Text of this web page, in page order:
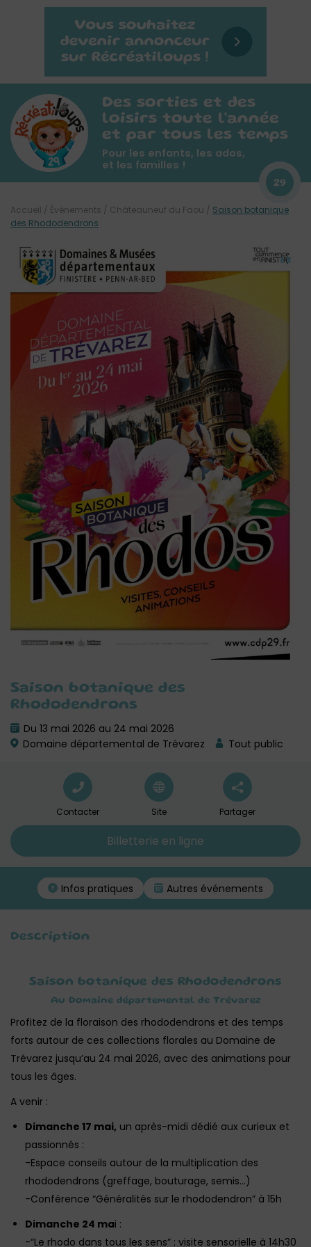
Des sorties et des
loisirs toute l'année
et par tous les temps
Pour les enfants, les ados,
et les familles !
29
Saison botanique des
Rhododendrons
Du 13 mai 2026 au 24 mai 2026
Domaine départemental de Trévarez
Tout public
Accueil / Évènements / Châteauneuf du Faou / Saison botanique
des Rhododendrons
Contacter Site Partager
Billetterie en ligne
Infos pratiques Autres événements
Description
Saison botanique des Rhododendrons
Au Domaine départemental de Trévarez
Profitez de la floraison des rhododendrons et des temps
forts autour de ces collections florales au Domaine de
Trévarez jusqu’au 24 mai 2026, avec des animations pour
tous les âges.
A venir :
Dimanche 17 mai, un après-midi dédié aux curieux et
passionnés :
-Espace conseils autour de la multiplication des
rhododendrons (greffage, bouturage, semis…)
-Conférence “Généralités sur le rhododendron” à 15h
Dimanche 24 mai :
-“Le rhodo dans tous les sens” : visite sensorielle à 14h30